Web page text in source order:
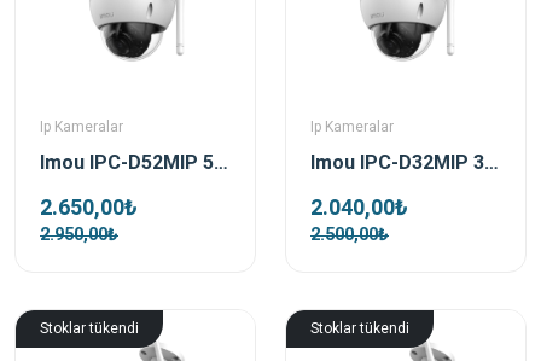
Ip Kameralar
Imou IPC-D52MIP 5 Mp 3.6 Mm Dome Kamera (Dome Pro)
2.650,00₺
2.950,00₺
Ip Kameralar
Imou IPC-D32MIP 3 MP 3.6mm Dome Güvenlik Kamerası (Dome Pro)
2.040,00₺
2.500,00₺
Stoklar tükendi Stoklar tükendi